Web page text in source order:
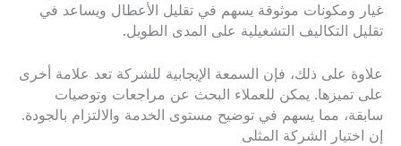
غيار ومكونات موثوقة يسهم في تقليل الأعطال ويساعد في
تقليل التكاليف التشغيلية على المدى الطويل.
علاوة على ذلك، فإن السمعة الإيجابية للشركة تعد علامة أخرى
على تميزها. يمكن للعملاء البحث عن مراجعات وتوصيات
سابقة، مما يسهم في توضيح مستوى الخدمة والالتزام بالجودة.
إن اختيار الشركة المثلى